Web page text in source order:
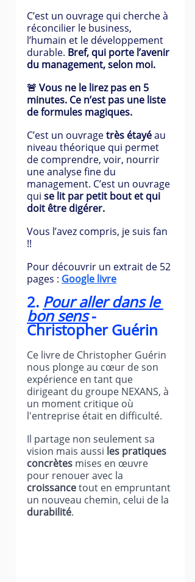
C’est un ouvrage qui cherche à
réconcilier le business,
l’humain et le développement
durable. Bref, qui porte l’avenir
du management, selon moi.
🚨 Vous ne le lirez pas en 5
minutes. Ce n’est pas une liste
de formules magiques.
C’est un ouvrage très étayé au
niveau théorique qui permet
de comprendre, voir, nourrir
une analyse fine du
management. C’est un ouvrage
qui se lit par petit bout et qui
doit être digérer.
Vous l’avez compris, je suis fan
!!
Pour découvrir un extrait de 52
pages : Google livre
2. Pour aller dans le
bon sens -
Christopher Guérin
Ce livre de Christopher Guérin
nous plonge au cœur de son
expérience en tant que
dirigeant du groupe NEXANS, à
un moment critique où
l'entreprise était en difficulté.
Il partage non seulement sa
vision mais aussi les pratiques
concrètes mises en œuvre
pour renouer avec la
croissance tout en empruntant
un nouveau chemin, celui de la
durabilité.